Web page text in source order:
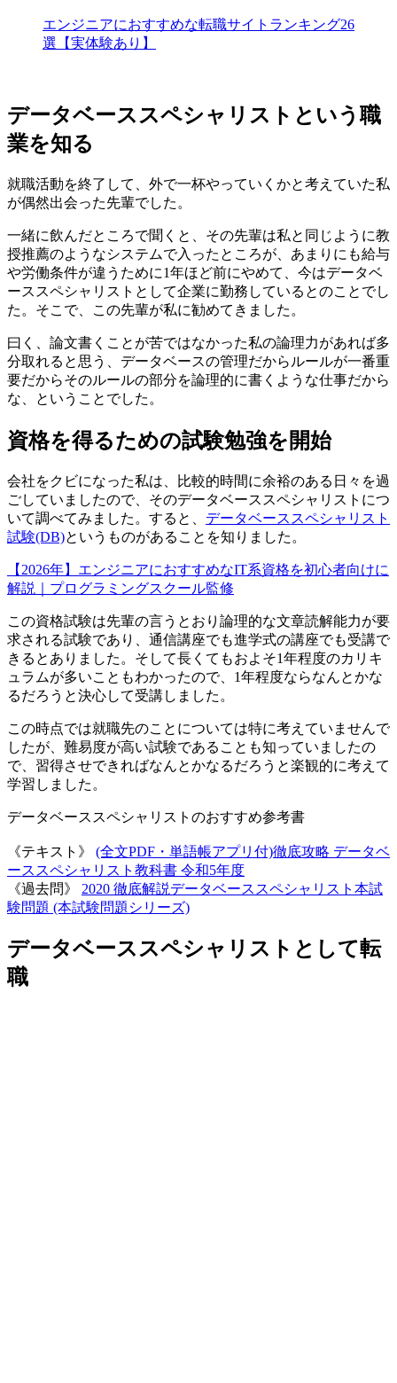
エンジニアにおすすめな転職サイトランキング26
選【実体験あり】
データベーススペシャリストという職
業を知る
就職活動を終了して、外で一杯やっていくかと考えていた私
が偶然出会った先輩でした。
一緒に飲んだところで聞くと、その先輩は私と同じように教
授推薦のようなシステムで入ったところが、あまりにも給与
や労働条件が違うために1年ほど前にやめて、今はデータベ
ーススペシャリストとして企業に勤務 しているとのことでし
た。そこで、この先輩が私に勧めてきました。
曰く、論文書くことが苦ではなかった私の論理力があれば多
分取れると思う、データベースの管理だからルールが一番重
要だからそのルールの部分を論理的に書くような仕事だから
な、ということでした。
資格を得るための試験勉強を開始
会社をクビになった私は、比較的時間に余裕のある日々を過
ごしていましたので、そのデータベーススペシャリストにつ
いて調べてみました。すると、 データベーススペシャリスト
試験(DB)というものがあることを知りました。
【2026年】エンジニアにおすすめなIT系資格を初心者向けに
解説｜プログラミングスクール監修
この資格試験は先輩の言うとおり論理的な文章読解能力が要
求される試験であり、 通信講座でも進学式の講座でも受講で
きる とありました。そして長くてもおよそ1年程度のカリキ
ュラムが多いこともわかったので、1年程度ならなんとかな
るだろうと決心して受講しました。
この時点では就職先のことについては特に考えていませんで
したが、難易度が高い試験であることも知っていましたの
で、習得させできればなんとかなるだろうと楽観的に考えて
学習しました。
データベーススペシャリストのおすすめ参考書
《テキスト》 (全文PDF・単語帳アプリ付)徹底攻略 データベ
ーススペシャリスト教科書 令和5年度
《過去問》 2020 徹底解説データベーススペシャリスト本試
験問題 (本試験問題シリーズ)
データベーススペシャリストとして転
職